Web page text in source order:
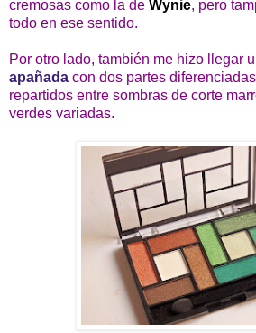
cremosas como la de Wynie, pero
todo en ese sentido.
Por otro lado, también me hizo llegar
apañada con dos partes
repartidos entre sombras de corte
verdes variadas.